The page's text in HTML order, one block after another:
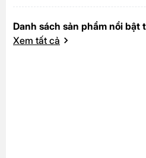
Danh sách sản phẩm nổi bật
Xem tất cả